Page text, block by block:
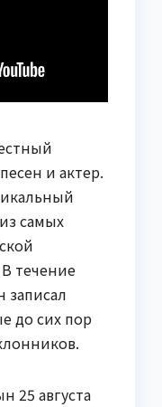
и актер.
самых
течение
записал
до сих пор
25 августа